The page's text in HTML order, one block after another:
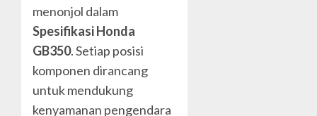
menonjol dalam
Spesifikasi Honda
GB350. Setiap posisi
komponen dirancang
untuk mendukung
kenyamanan pengendara